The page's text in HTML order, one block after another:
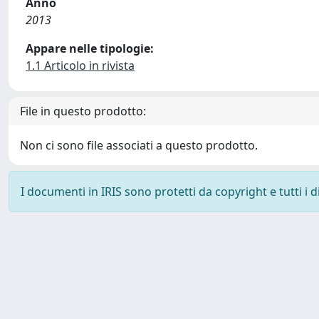
2013
Appare nelle tipologie:
1.1 Articolo in rivista
File in questo prodotto:
Non ci sono file associati a questo prodotto.
I documenti in IRIS sono protetti da copyright e tutti i